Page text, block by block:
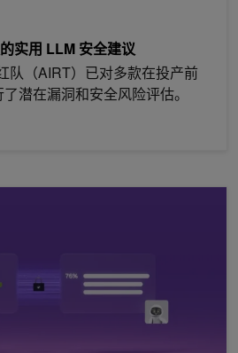
实用 LLM 安全建议
队（AIRT）已对多款在投产前
潜在漏洞和安全风险评估。
用，而非 AI 模型